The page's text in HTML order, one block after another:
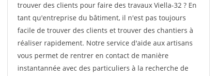
trouver des clients pour faire des travaux Viella-32 ? En
tant qu'entreprise du bâtiment, il n'est pas toujours
facile de trouver des clients et trouver des chantiers à
réaliser rapidement. Notre service d'aide aux artisans
vous permet de rentrer en contact de manière
instantannée avec des particuliers à la recherche de